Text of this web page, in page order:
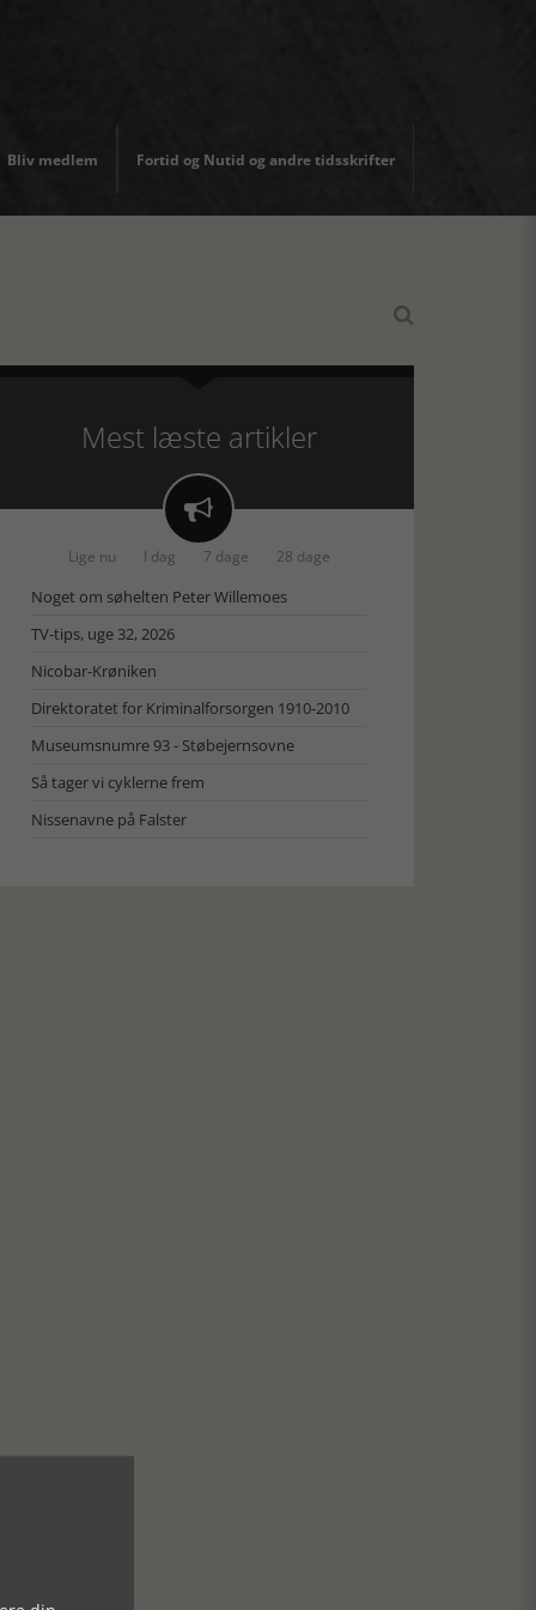
Bliv medlem Fortid og Nutid og andre tidsskrifter

Mest læste artikler

Lige nu I dag 7 dage 28 dage
Noget om søhelten Peter Willemoes
TV-tips, uge 32, 2026
Nicobar-Krøniken
Direktoratet for Kriminalforsorgen 1910-2010
Museumsnumre 93 - Støbejernsovne
Så tager vi cyklerne frem
Nissenavne på Falster